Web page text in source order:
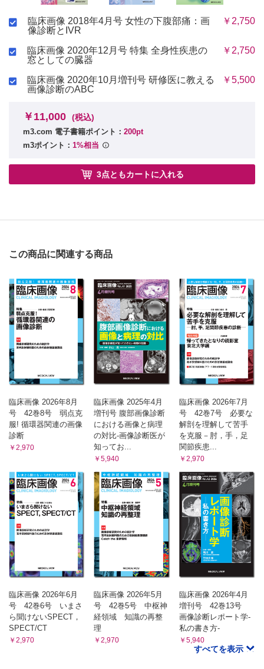
臨床画像 2018年4月号 女性の下腹部痛：画
像診断とIVR
￥2,750
臨床画像 2020年12月号 特集 全身性疾患の
窓としての臓器
￥2,750
臨床画像 2020年10月増刊号 研修医に教える
画像診断のABC
￥5,500
￥11,000 (税込)
m3.com 電子書籍ポイント： 200pt
m3ポイント： 1%相当
3点ともカートに入れる
この商品に関連する商品
臨床画像 2026年8月
号 42巻8号 弱点克
服! 循環器関連の画像
診断
￥2,970
臨床画像 2025年4月
増刊号 腹部画像診断
における画像と病理
の対比-画像診断医が
知ってお...
￥5,940
臨床画像 2026年7月
号 42巻7号 必要な
解剖を理解して苦手
を克服－肘，手，足
関節疾患...
￥2,970
臨床画像 2026年6月
号 42巻6号 いまさ
ら聞けないSPECT，
SPECT/CT
￥2,970
臨床画像 2026年5月
号 42巻5号 中枢神
経領域 知識の再整
理
￥2,970
臨床画像 2026年4月
増刊号 42巻13号
画像診断レポート学-
私の書き方-
￥5,940
すべてを表示